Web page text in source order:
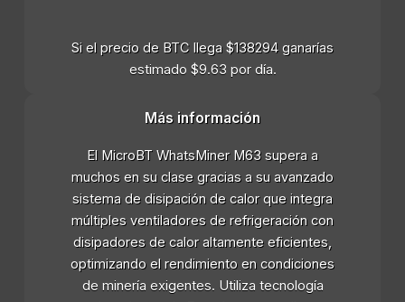
Si el precio de BTC llega $138294 ganarías
estimado $9.63 por día.
Más información
El MicroBT WhatsMiner M63 supera a
muchos en su clase gracias a su avanzado
sistema de disipación de calor que integra
múltiples ventiladores de refrigeración con
disipadores de calor altamente eficientes,
optimizando el rendimiento en condiciones
de minería exigentes. Utiliza tecnología